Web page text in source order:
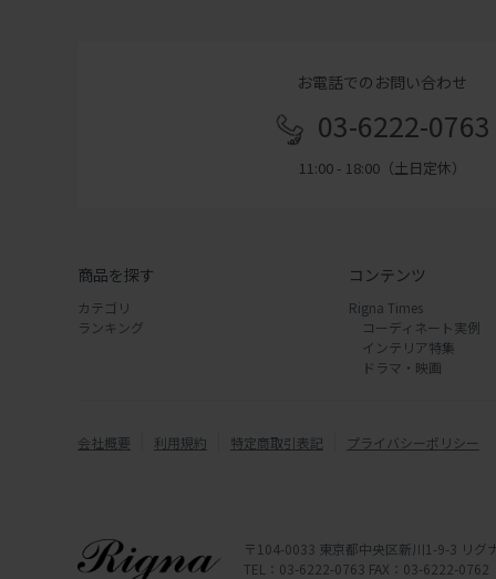
お電話でのお問い合わせ
03-6222-0763
11:00 - 18:00（土日定休）
商品を探す
カテゴリ
ランキング
コンテンツ
Rigna Times
コーディネート実例
インテリア特集
ドラマ・映画
会社概要 利用規約 特定商取引表記 プライバシーポリシー
〒104-0033 東京都中央区新川1-9-3 リグ
TEL：03-6222-0763 FAX：03-6222-0762